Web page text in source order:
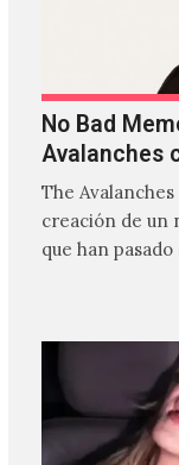
No Bad
Avalanches
The
creación de un
que han